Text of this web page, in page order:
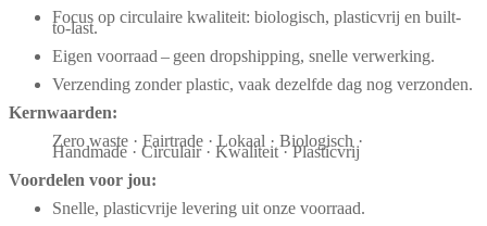
Focus op circulaire kwaliteit: biologisch, plasticvrij en built-
to-last.
Eigen voorraad – geen dropshipping, snelle verwerking.
Verzending zonder plastic, vaak dezelfde dag nog verzonden.
Kernwaarden:
Zero waste · Fairtrade · Lokaal · Biologisch ·
Handmade · Circulair · Kwaliteit · Plasticvrij
Voordelen voor jou:
Snelle, plasticvrije levering uit onze voorraad.